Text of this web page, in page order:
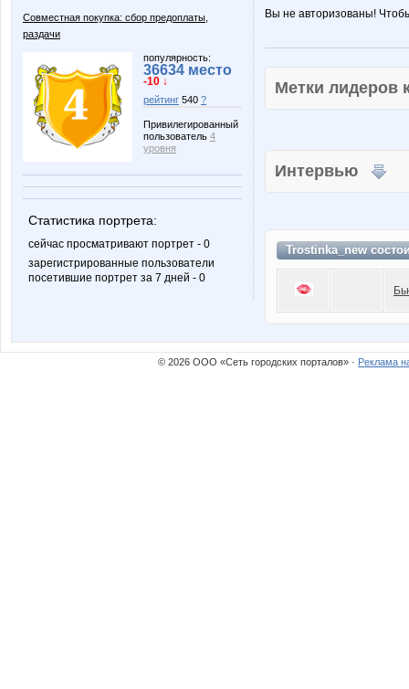
Совместная покупка: сбор предоплаты,
раздачи
популярность:
36634 место
-10 ↓
рейтинг 540 ?
Привилегированный
пользователь 4
уровня
Статистика портрета:
сейчас просматривают портрет - 0
зарегистрированные пользователи
посетившие портрет за 7 дней - 0
Вы не авторизованы!
Метки
Интервью
Trostinka_new
© 2026 ООО «Сеть городских порталов» · Реклама